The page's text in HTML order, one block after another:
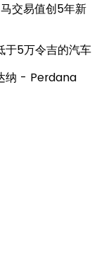
交易值创5年新
于5万令吉的汽车
纳 - Perdana